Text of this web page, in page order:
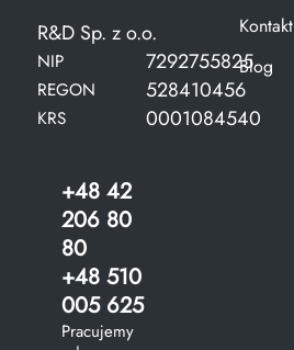
R&D Sp. z o.o.
NIP 7292755825
REGON 528410456
KRS 0001084540
+48 42
206 80
80
+48 510
005 625
Pracujemy
Kontakt
Blog